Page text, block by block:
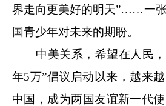
界走向更美好的明天”……一
国青少年对未来的期盼。
中美关系，希望在人民，
年5万”倡议启动以来，越来
中国，成为两国友谊新一代